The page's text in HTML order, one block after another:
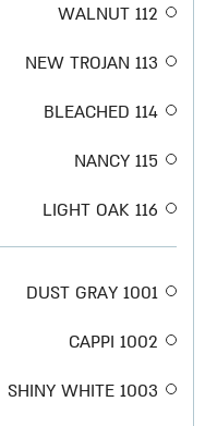
112 WALNUT
113 NEW TROJAN
114 BLEACHED
115 NANCY
116 LIGHT OAK
1001 DUST GRAY
1002 CAPPI
1003 SHINY WHITE